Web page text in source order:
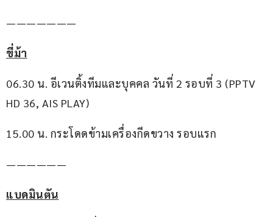
———————
ขี่ม้า
06.30 น. อีเวนติ้งทีมและบุคคล วันที่ 2 รอบที่ 3 (PPTV
HD 36, AIS PLAY)
15.00 น. กระโดดข้ามเครื่องกีดขวาง รอบแรก
——————
แบดมินตัน